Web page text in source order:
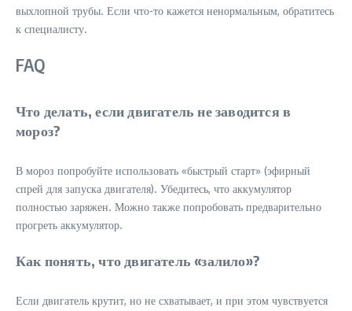
выхлопной трубы. Если что-то кажется ненормальным, обратитесь
к специалисту.
FAQ
Что делать, если двигатель не заводится в
мороз?
В мороз попробуйте использовать «быстрый старт» (эфирный
спрей для запуска двигателя). Убедитесь, что аккумулятор
полностью заряжен. Можно также попробовать предварительно
прогреть аккумулятор.
Как понять, что двигатель «залило»?
Если двигатель крутит, но не схватывает, и при этом чувствуется